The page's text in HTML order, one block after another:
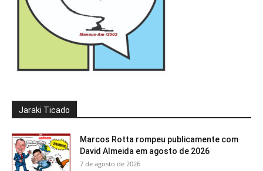
Jaraki Ticado
Marcos Rotta rompeu publicamente com
David Almeida em agosto de 2026
7 de agosto de 2026